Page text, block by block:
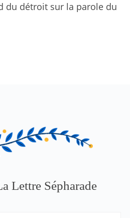
du détroit sur la parole du
Lettre Sépharade